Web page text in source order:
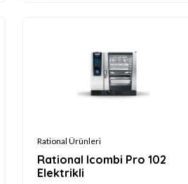
Rational Ürünleri
Rational Icombi Pro 102
Elektrikli